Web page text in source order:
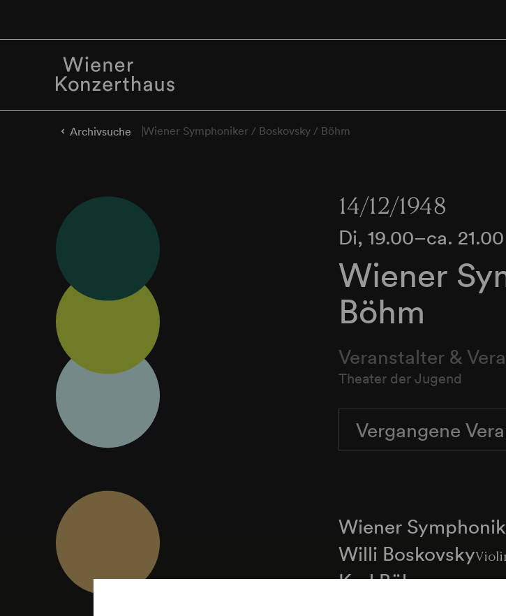
Archivsuche Wiener Symphoniker / Boskovsky / Böhm
14/12/1948
Di, 19.00–ca.
Wiener
Böhm
Veranstalter &
Theater der Jugend
Vergangene
Wiener
Willi Boskovsky
Karl BöhmDirigent